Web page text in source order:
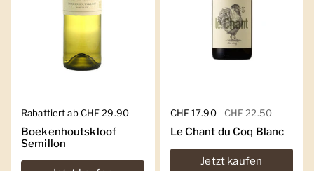
Regulärer Preis
Rabattiert ab CHF 29.90
Boekenhoutskloof
Semillon
Regulärer Preis
CHF 17.90 Sale-Preis
CHF 22.50
Le Chant du Coq Blanc
Jetzt kaufen